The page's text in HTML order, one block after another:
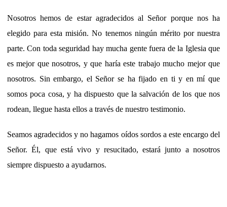
Nosotros hemos de estar agradecidos al Señor porque nos ha
elegido para esta misión. No tenemos ningún mérito por nuestra
parte. Con toda seguridad hay mucha gente fuera de la Iglesia que
es mejor que nosotros, y que haría este trabajo mucho mejor que
nosotros. Sin embargo, el Señor se ha fijado en ti y en mí que
somos poca cosa, y ha dispuesto que la salvación de los que nos
rodean, llegue hasta ellos a través de nuestro testimonio.
Seamos agradecidos y no hagamos oídos sordos a este encargo del
Señor. Él, que está vivo y resucitado, estará junto a nosotros
siempre dispuesto a ayudarnos.